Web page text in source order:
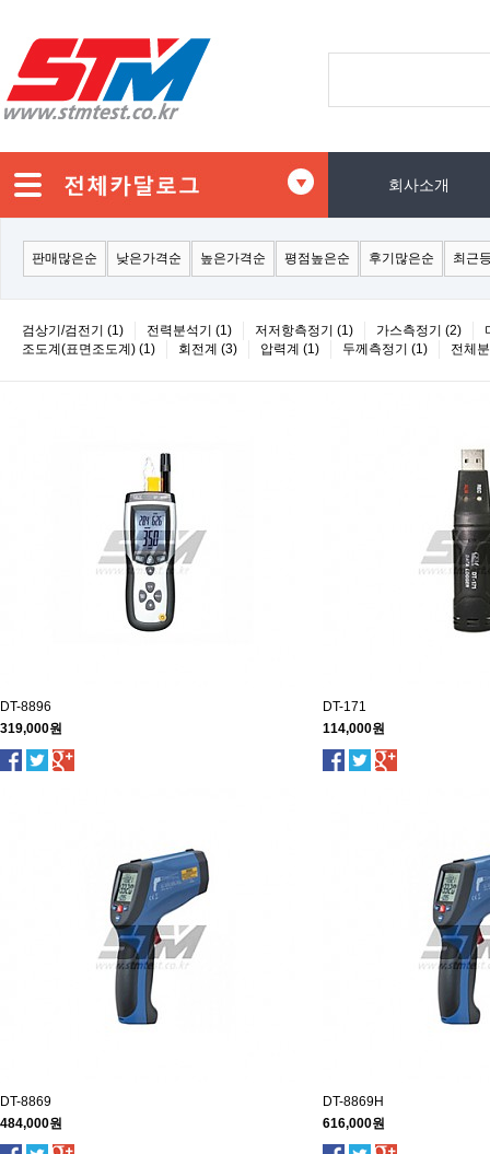
회사소개
판매많은순 낮은가격순 높은가격순 평점높은순 후기많은순 최근
검상기/검전기 (1) 전력분석기 (1) 저저항측정기 (1) 가스측정기 (2)
조도계(표면조도계) (1)
회전계 (3) 압력계 (1) 두께측정기 (1) 전체
DT-8896
319,000원
DT-171
114,000원
DT-8869
484,000원
DT-8869H
616,000원